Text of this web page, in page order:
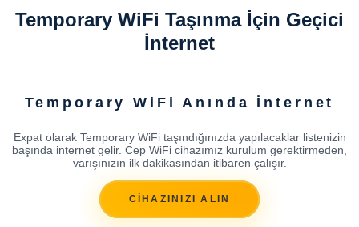
Temporary WiFi Taşınma İçin Geçici
İnternet
Temporary WiFi Anında İnternet
Expat olarak Temporary WiFi taşındığınızda yapılacaklar listenizin
başında internet gelir. Cep WiFi cihazımız kurulum gerektirmeden,
varışınızın ilk dakikasından itibaren çalışır.
CİHAZINIZI ALIN